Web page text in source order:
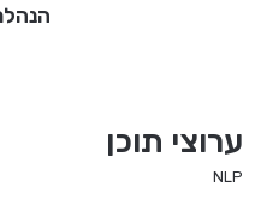
ערוצי תוכן
NLP